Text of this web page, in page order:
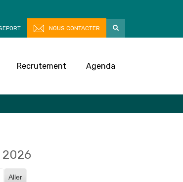
NOUS CONTACTER
Recrutement Agenda